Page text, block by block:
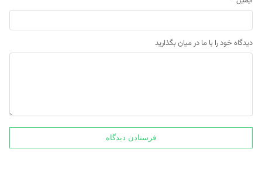
دیدگاه خود را با ما در میان بگذارید